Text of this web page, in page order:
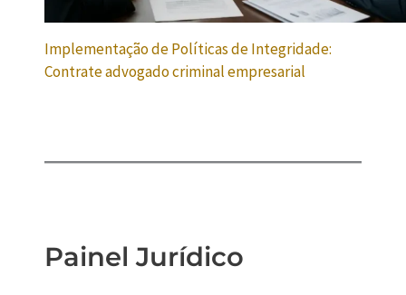
Implementação de Políticas de Integridade:
Contrate advogado criminal empresarial
Painel Jurídico